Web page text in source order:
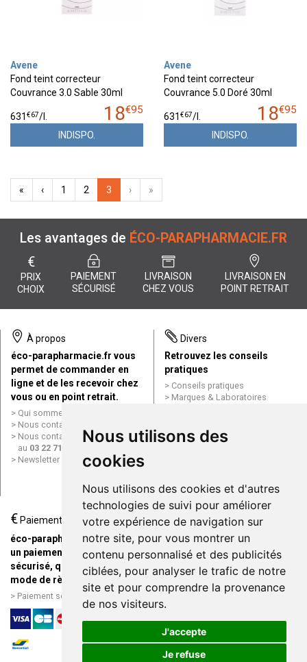
Nous utilisons des
cookies
Nous utilisons des cookies et d'autres
technologies de suivi pour améliorer
votre expérience de navigation sur
notre site, pour vous montrer un
contenu personnalisé et des publicités
ciblées, pour analyser le trafic de notre
site et pour comprendre la provenance
de nos visiteurs.
J'accepte
Je refuse
Avene
Fond teint correcteur
Couvrance 3.0 Sable 30ml
18€95
631 €67/l.
INDISPO.
Avene
Fond teint correcteur
Couvrance 5.0 Doré 30ml
18€95
631 €67/l.
INDISPO.
« ‹ 1 2 3 › »
Les avantages de ÉCO-PARAPHARMACIE.FR
€
PRIX
CHOIX
PAIEMENT
SÉCURISÉ
LIVRAISON
CHEZ VOUS
LIVRAISON EN
POINT RETRAIT
À propos
éco-parapharmacie.fr vous
permet de commander en
ligne et de les recevoir chez
vous ou en point retrait.
Qui sommes nous ?
Nous contacter par e-mail
Nous contacter par téléphone
au 03 22 71 64 10
Newsletter
Divers
Retrouvez les conseils
pratiques
Conseils pratiques
Marques & Laboratoires
Mentions légales
Données personnelles
ligne
€Paiement
éco-parapharmacie.fr offre
un paiement entièrement
sécurisé, quel que soit le
mode de règlement
Paiement sécurisé et simple
Livraison / Point retrait
Commandez en ligne et
recevez votre commande
rapidement chez vous ou en
point retrait
Livraison chez vous ou en